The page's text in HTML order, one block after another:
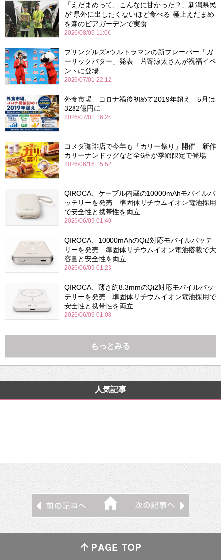
「えだまめって、こんなに甘かった？」新潟県民
が“県外に出したくないほど食べる”極上えだまめ
を森のビアガーデンで実食
2026/08/05 11:06
プリングルズ×ウルトラマンの新フレーバー「ガ
ーリックバター」発表 片寄涼太さんが祝福イベ
ントに登場
2026/07/01 22:12
外食市場、コロナ禍後初めて2019年超え 5月は
3282億円に
2026/07/01 16:24
コメダ珈琲店で今年も「カリー祭り」開催 新作
カリーナンドッグなど全6品が季節限定で登場
2026/06/16 15:52
QIROCA、ケーブル内蔵の10000mAhモバイルバ
ッテリーを発売 準固体リチウムイオン電池採用
で安全性と携帯性を両立
2026/06/09 01:40
QIROCA、10000mAhのQi2対応モバイルバッテ
リーを発売 準固体リチウムイオン電池搭載で大
容量と安全性を両立
2026/06/09 01:23
QIROCA、薄さ約8.3mmのQi2対応モバイルバッ
テリーを発売 準固体リチウムイオン電池採用で
安全性と携帯性を両立
2026/06/09 01:08
もっとみる
人気記事